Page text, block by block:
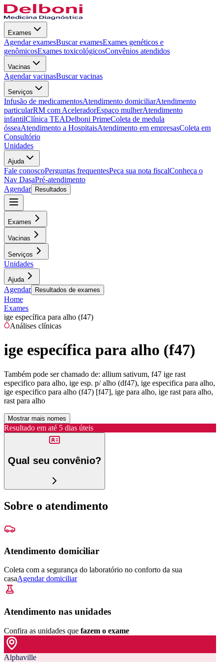
Exames
Agendar examesBuscar examesExames genéticos e
genômicosExames toxicológicosConvênios atendidos
Vacinas
Agendar vacinasBuscar vacinas
Serviços
Infusão de medicamentosAtendimento domiciliarAtendimento
particularRM com AceleradorEspaço mulherAtendimento
infantilClínica TEADelboni PrimeColeta de medula
ósseaAtendimento a HospitaisAtendimento em empresasColeta em
Consultório
Unidades
Ajuda
Fale conoscoPerguntas frequentesPeça sua nota fiscalConheça o
Nav DasaPré-atendimento
Agendar
Resultados
Exames
Vacinas
Serviços
Unidades
Ajuda
Agendar Resultados de exames
Home
Exames
ige específica para alho (f47)
Análises clínicas
ige específica para alho (f47)
Também pode ser chamado de: allium sativum, f47 ige rast
especifico para alho, ige esp. p/ alho (df47), ige especifica para alho,
ige especifico para alho (f47) [f47], ige para alho, ige rast para alho,
rast para alho
Mostrar mais nomes
Resultado em até 5 dias úteis
Qual seu convênio?
Sobre o atendimento
Atendimento domiciliar
Coleta com a segurança do laboratório no conforto da sua
casaAgendar domiciliar
Atendimento nas unidades
Confira as unidades que fazem o exame
Alphaville